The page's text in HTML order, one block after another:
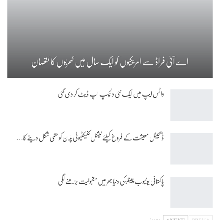
اے آئی فراڈ سے امریکیوں کو ایک سال میں کھربوں کا نقصان
واٹس ایپ میں ایک نئی دلچسپ اپ ڈیٹ کر دی گئی
ڈیجیٹل معیشت کے فروغ کیلئے نیشنل کنیکٹیوٹی پلان کو حتمی شکل دینے کا…
پاکستانی یوٹیوب چینلز کی دنیا بھر میں مقبولیت بڑھنے لگی